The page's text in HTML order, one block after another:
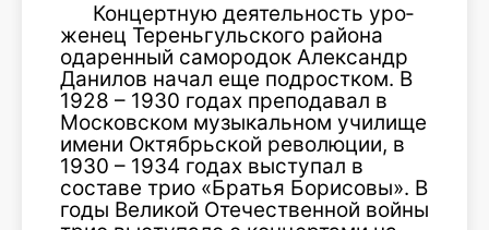
Концертную деятельность уро­
женец Тереньгульского района
одаренный самородок Александр
Данилов начал еще подростком. В
1928 – 1930 годах препода­вал в
Московском музыкальном училище
имени Октябрьской революции, в
1930 – 1934 годах выступал в
составе трио «Бра­тья Борисовы». В
годы Великой Отечественной войны